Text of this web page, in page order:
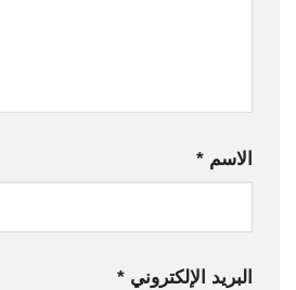
الاسم *
البريد الإلكتروني *